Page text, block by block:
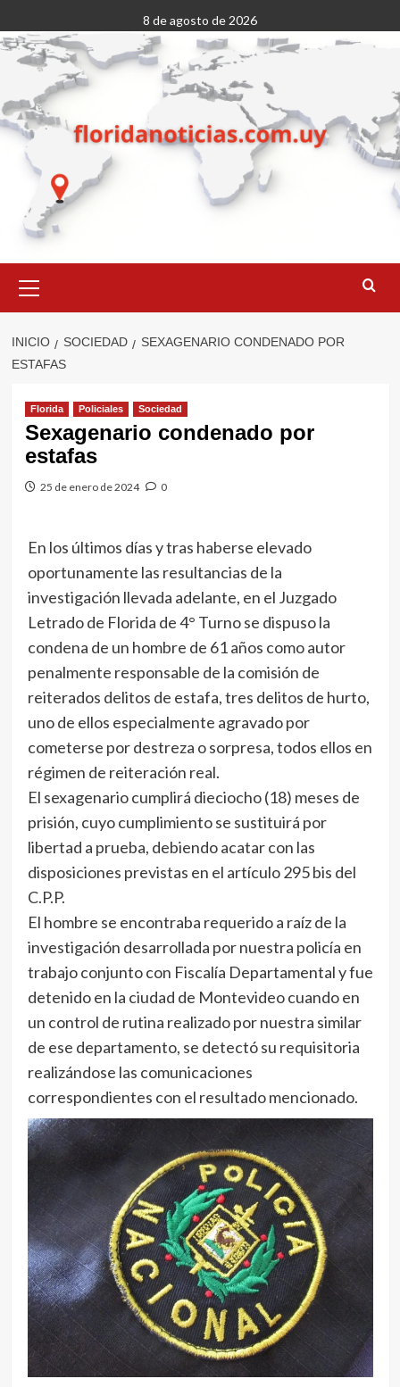
al
contenido
8 de agosto de 2026
primario
INICIO SOCIEDAD
SEXAGENARIO CONDENADO POR
ESTAFAS
Florida Policiales Sociedad
Sexagenario condenado por
estafas
25 de enero de 2024 0
En los últimos días y tras haberse elevado
oportunamente las resultancias de la
investigación llevada adelante, en el Juzgado
Letrado de Florida de 4° Turno se dispuso la
condena de un hombre de 61 años como autor
penalmente responsable de la comisión de
reiterados delitos de estafa, tres delitos de hurto,
uno de ellos especialmente agravado por
cometerse por destreza o sorpresa, todos ellos en
régimen de reiteración real.
El sexagenario cumplirá dieciocho (18) meses de
prisión, cuyo cumplimiento se sustituirá por
libertad a prueba, debiendo acatar con las
disposiciones previstas en el artículo 295 bis del
C.P.P.
El hombre se encontraba requerido a raíz de la
investigación desarrollada por nuestra policía en
trabajo conjunto con Fiscalía Departamental y fue
detenido en la ciudad de Montevideo cuando en
un control de rutina realizado por nuestra similar
de ese departamento, se detectó su requisitoria
realizándose las comunicaciones
correspondientes con el resultado mencionado.